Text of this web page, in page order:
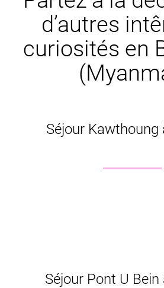
d’autres
curiosités en
Séjour Kawthoung
Séjour Pont U